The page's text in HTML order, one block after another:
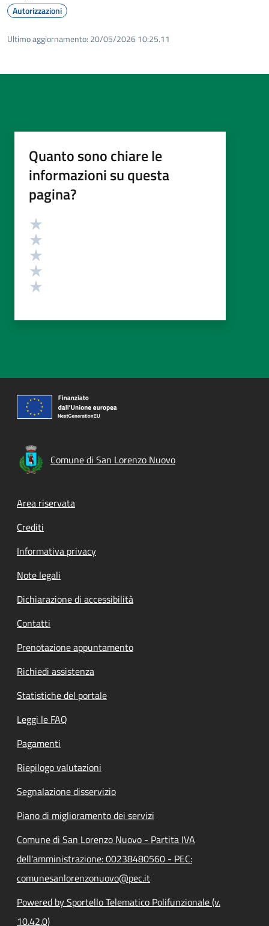
Autorizzazioni
Ultimo aggiornamento: 20/05/2026 10:25.11
Quanto sono chiare le
informazioni su questa
pagina?
Valutazione
Comune di San Lorenzo Nuovo
Footer menu
Area riservata
Crediti
Informativa privacy
Note legali
Dichiarazione di accessibilità
Contatti
Prenotazione appuntamento
Richiedi assistenza
Statistiche del portale
Leggi le FAQ
Pagamenti
Riepilogo valutazioni
Segnalazione disservizio
Piano di miglioramento dei servizi
Comune di San Lorenzo Nuovo - Partita IVA
dell'amministrazione: 00238480560 - PEC:
comunesanlorenzonuovo@pec.it
Powered by Sportello Telematico Polifunzionale (v.
10.42.0)